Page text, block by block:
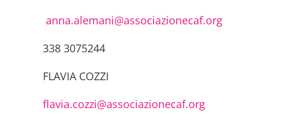
anna.alemani@associazionecaf.org
338 3075244
FLAVIA COZZI
flavia.cozzi@associazionecaf.org